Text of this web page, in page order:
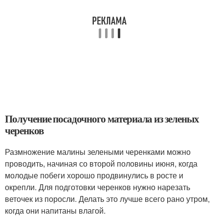
Получение посадочного материала из зеленых
черенков
Размножение малины зелеными черенками можно
проводить, начиная со второй половины июня, когда
молодые побеги хорошо продвинулись в росте и
окрепли. Для подготовки черенков нужно нарезать
веточек из поросли. Делать это лучше всего рано утром,
когда они напитаны влагой.